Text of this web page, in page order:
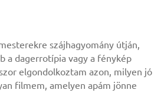
szájhagyomány útján,
a dagerrotípia vagy a fénykép
elgondolkoztam azon, milyen jó
filmem, amelyen apám jönne